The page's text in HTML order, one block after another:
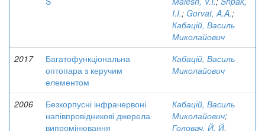
I.I.; Gorvat, A.A.;
Кабацій, Василь
Миколайович
2017
Багатофункціональна
оптопара з керучим
елементом
Кабацій, Василь
Миколайович
2006
Безкорпусні інфрачервоні
напівпровідникові джерела
випромінювання
Кабацій, Василь
Миколайович;
Головач, Й. Й.